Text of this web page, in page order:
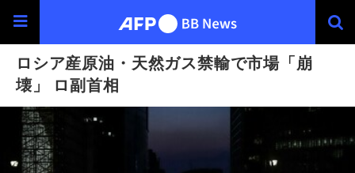
ロシア産原油・天然ガス禁輸で市場「崩
壊」 ロ副首相